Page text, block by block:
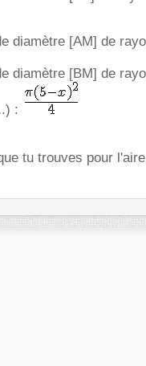
diamètre [AM] de
diamètre [BM] de
:
tu trouves pour